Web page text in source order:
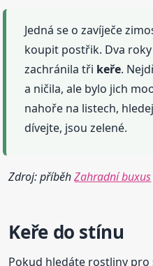
Jedná se o zavíječe
koupit postřik. Dva
zachránila tři keře.
a ničila, ale bylo jich
nahoře na listech,
dívejte, jsou zelené.
Zdroj: příběhZahradní buxus
Keředo stínu
Pokud hledáte rostliny